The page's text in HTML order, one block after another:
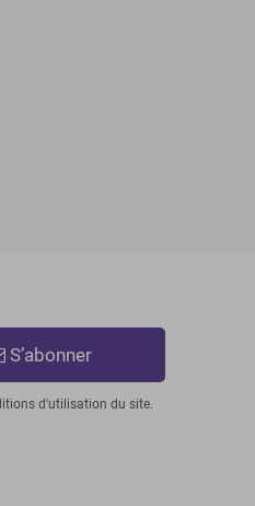
S’abonner
d'utilisation du site.